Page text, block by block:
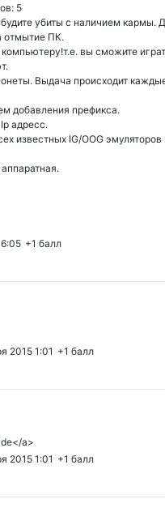
5
убиты с наличием кармы.
отмытие ПК.
вы сможите
Выдача происходит
добавления префикса.
адресс.
известных IG/OOG эмуляторов
+1 балл
2015 1:01 +1 балл
a>
2015 1:01 +1 балл